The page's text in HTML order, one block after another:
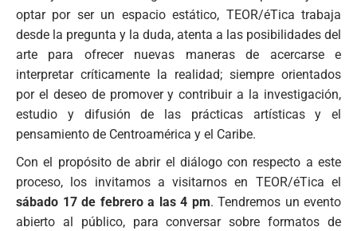
optar por ser un espacio estático, TEOR/éTica trabaja
desde la pregunta y la duda, atenta a las posibilidades del
arte para ofrecer nuevas maneras de acercarse e
interpretar críticamente la realidad; siempre orientados
por el deseo de promover y contribuir a la investigación,
estudio y difusión de las prácticas artísticas y el
pensamiento de Centroamérica y el Caribe.
Con el propósito de abrir el diálogo con respecto a este
proceso, los invitamos a visitarnos en TEOR/éTica el
sábado 17 de febrero a las 4 pm. Tendremos un evento
abierto al público, para conversar sobre formatos de